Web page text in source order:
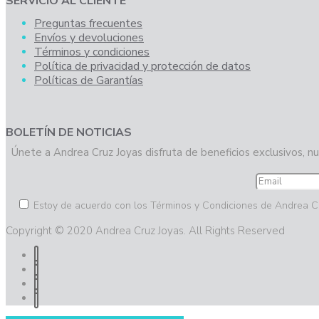
Preguntas frecuentes
Envíos y devoluciones
Términos y condiciones
Política de privacidad y protección de datos
Políticas de Garantías
BOLETÍN DE NOTICIAS
Únete a Andrea Cruz Joyas disfruta de beneficios exclusivos,
Estoy de acuerdo con los Términos y Condiciones de Andrea
Copyright © 2020 Andrea Cruz Joyas. All Rights Reserved